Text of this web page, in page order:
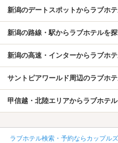
新潟のデートスポットからラブホ
新潟の路線・駅からラブホテルを
新潟の高速・インターからラブホ
サントピアワールド周辺のラブホ
甲信越・北陸エリアからラブホテ
ラブホテル検索・予約ならカップルズ